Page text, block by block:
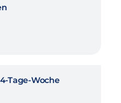
Tage-Woche